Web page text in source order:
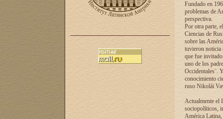
Fundado en
problemas de
perspectiva.
Por otra parte,
Ciencias de
sobre las
tuvieron noticia
que fue
uno de los
Occidentales¨.
conocimiento
ruso Nikolái
Actualmente el
sociopolíticos,
América Latina,